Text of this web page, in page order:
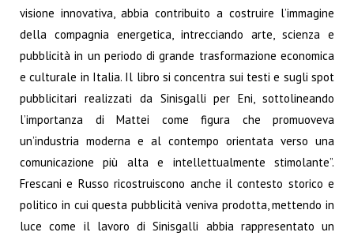
visione innovativa, abbia contribuito a costruire l’immagine
della compagnia energetica, intrecciando arte, scienza e
pubblicità in un periodo di grande trasformazione economica
e culturale in Italia. Il libro si concentra sui testi e sugli spot
pubblicitari realizzati da Sinisgalli per Eni, sottolineando
l’importanza di Mattei come figura che promuoveva
un’industria moderna e al contempo orientata verso una
comunicazione più alta e intellettualmente stimolante”.
Frescani e Russo ricostruiscono anche il contesto storico e
politico in cui questa pubblicità veniva prodotta, mettendo in
luce come il lavoro di Sinisgalli abbia rappresentato un